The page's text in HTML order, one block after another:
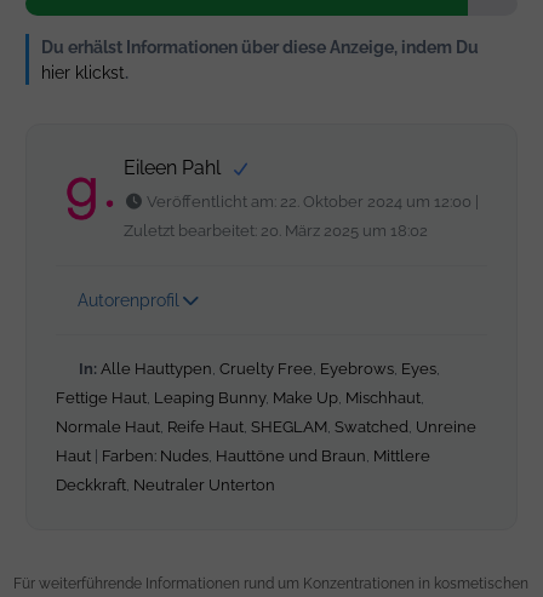
Du erhälst Informationen über diese Anzeige, indem Du
hier klickst.
Eileen Pahl
Veröffentlicht am: 22. Oktober 2024 um 12:00 |
Zuletzt bearbeitet: 20. März 2025 um 18:02
Autorenprofil
In: Alle Hauttypen,Cruelty Free, Eyebrows, Eyes,
Fettige Haut, Leaping Bunny, Make Up, Mischhaut,
Normale Haut, Reife Haut,SHEGLAM,Swatched, Unreine
Haut
Farben: Nudes, Hauttöne und Braun, Mittlere
Deckkraft, Neutraler Unterton
Für weiterführende Informationen rund um Konzentrationen in kosmetischen